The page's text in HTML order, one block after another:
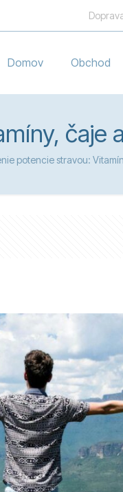
Domov Obchod
čaje
potencie stravou: